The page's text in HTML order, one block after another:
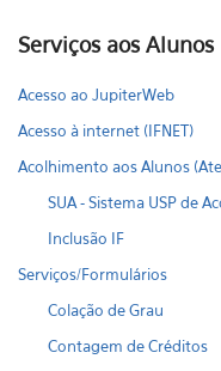
Serviços aos Alunos
Acesso ao JupiterWeb
Acesso à internet (IFNET)
Acolhimento aos Alunos
SUA - Sistema USP de
Inclusão IF
Serviços/Formulários
Colação de Grau
Contagem de Créditos